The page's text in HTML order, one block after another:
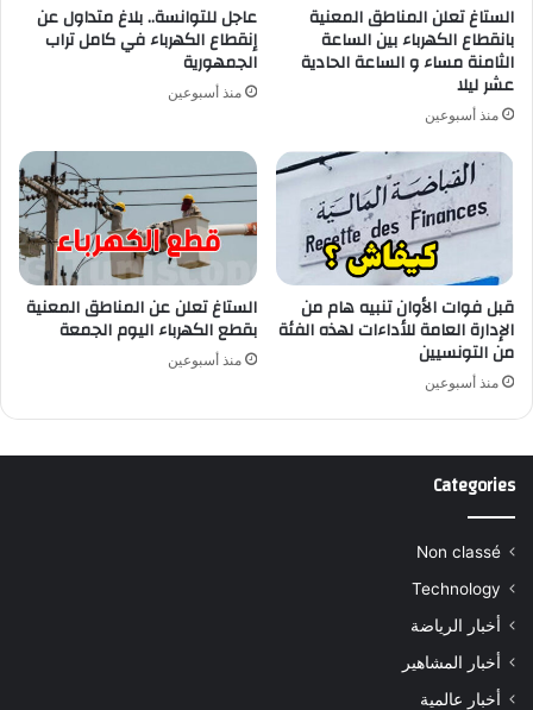
الستاغ تعلن المناطق المعنية
بانقطاع الكهرباء بين الساعة
الثامنة مساء و الساعة الحادية
عشر ليلا
منذ أسبوعين
عاجل للتوانسة.. بلاغ متداول عن
إنقطاع الكهرباء في كامل تراب
الجمهورية
منذ أسبوعين
قبل فوات الأوان تنبيه هام من
الإدارة العامة للأداءات لهذه الفئة
من التونسيين
منذ أسبوعين
الستاغ تعلن عن المناطق المعنية
بقطع الكهرباء اليوم الجمعة
منذ أسبوعين
Categories
Non classé
Technology
أخبار الرياضة
أخبار المشاهير
أخبار عالمية